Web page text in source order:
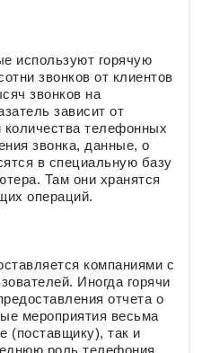
используют горячую
звонков от клиентов
звонков на
зависит от
количества телефонных
звонка, данные, о
в специальную базу
Там они хранятся
операций.
компаниями с
Иногда горячи
отчета о
мероприятия весьма
(поставщику), так и
роль телефония